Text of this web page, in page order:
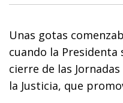
Unas gotas
cuando la Presidenta
cierre de las
la Justicia, que